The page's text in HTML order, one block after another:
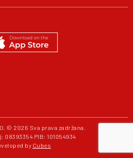
© 2026 Sva prava zadržana.
08393354 PIB: 101054934
by Cubes